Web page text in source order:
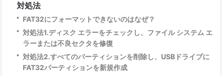
対処法
FAT32にフォーマットできないのはなぜ？
対処法1.ディスク エラーをチェックし、ファイル システム エ
ラーまたは不良セクタを修復
対処法2.すべてのパーティションを削除し、USBドライブに
FAT32パーティションを新規作成